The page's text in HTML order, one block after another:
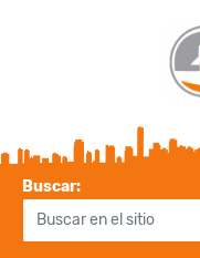
Buscar: